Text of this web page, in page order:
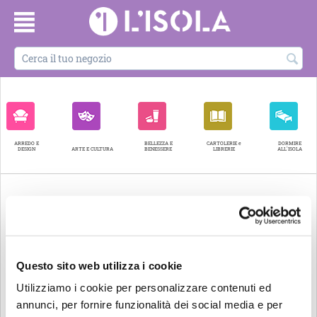
Questo sito web utilizza i cookie
Utilizziamo i cookie per personalizzare contenuti ed
annunci, per fornire funzionalità dei social media e per
ARREDO E
DESIGN
ARTE E CULTURA
BELLEZZA E
BENESSERE
CARTOLERIE e
LIBRERIE
DORMIRE
ALL'ISOLA